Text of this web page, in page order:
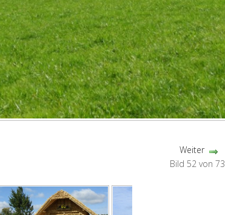
Weiter
Bild 52 von 73